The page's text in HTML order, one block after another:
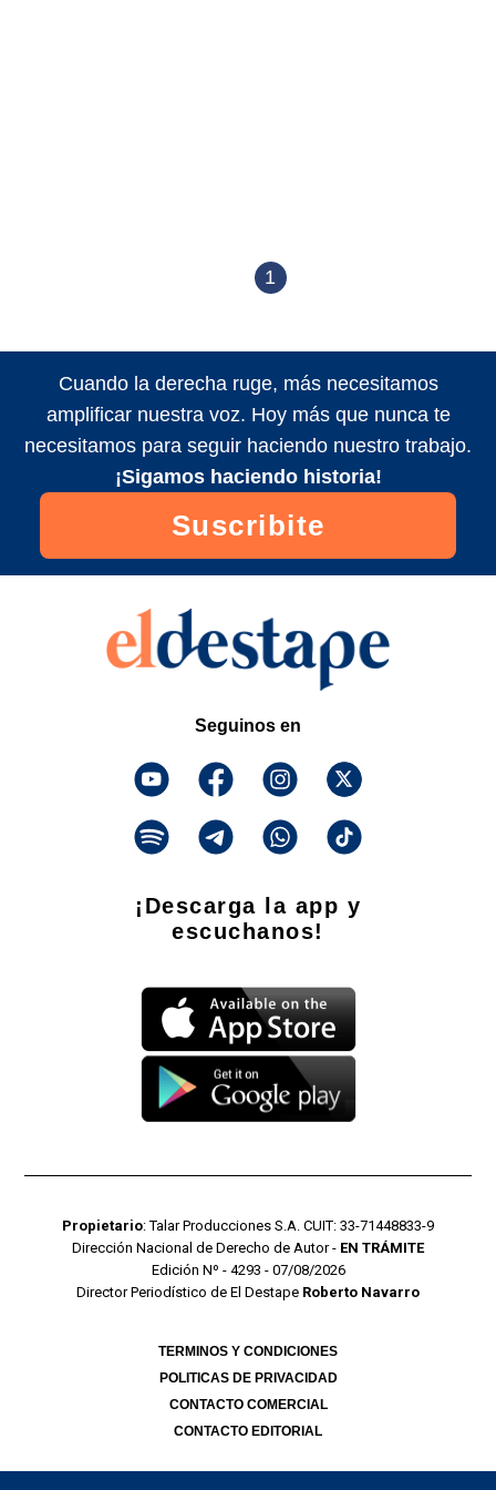
1
Cuando la derecha ruge, más necesitamos
amplificar nuestra voz. Hoy más que nunca te
necesitamos para seguir haciendo nuestro trabajo.
¡Sigamos haciendo historia!
Suscribite
Seguinos en
¡Descarga la app y
escuchanos!
Propietario: Talar Producciones S.A. CUIT: 33-71448833-9
Dirección Nacional de Derecho de Autor - EN TRÁMITE
Edición Nº - 4293 - 07/08/2026
Director Periodístico de El Destape Roberto Navarro
TERMINOS Y CONDICIONES
POLITICAS DE PRIVACIDAD
CONTACTO COMERCIAL
CONTACTO EDITORIAL